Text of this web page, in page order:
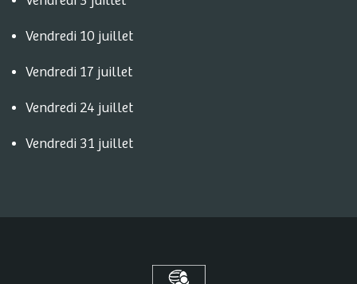
Vendredi 10 juillet
Vendredi 17 juillet
Vendredi 24 juillet
Vendredi 31 juillet